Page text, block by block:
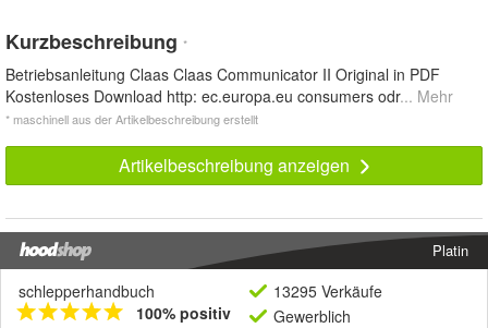
Kurzbeschreibung *
Betriebsanleitung Claas Claas Communicator II Original in PDF
Kostenloses Download http: ec.europa.eu consumers odr... Mehr
* maschinell aus der Artikelbeschreibung erstellt
Artikelbeschreibung anzeigen
Platin
schlepperhandbuch
100% positiv
13295 Verkäufe
Gewerblich